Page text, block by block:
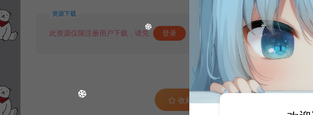
资源下载
此资源仅限注册用户下载，请先 登录
收藏 (0)